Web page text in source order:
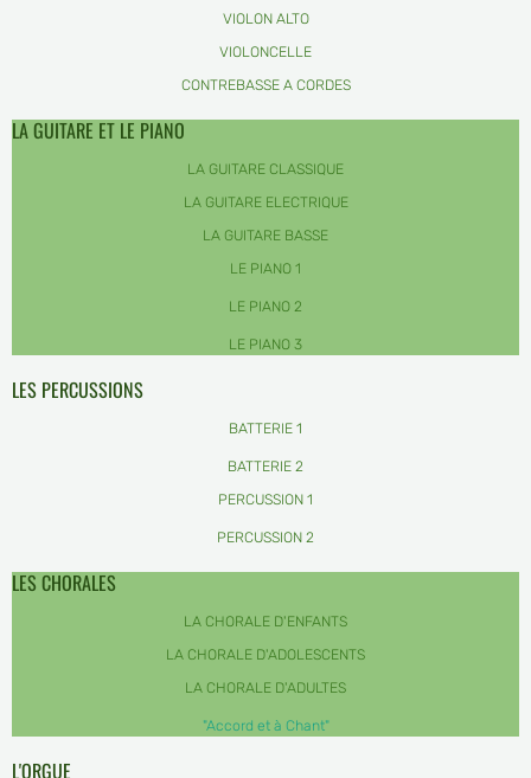
VIOLON ALTO
VIOLONCELLE
CONTREBASSE A CORDES
LA GUITARE ET LE PIANO
LA GUITARE CLASSIQUE
LA GUITARE ELECTRIQUE
LA GUITARE BASSE
LE PIANO 1
LE PIANO 2
LE PIANO 3
LES PERCUSSIONS
BATTERIE 1
BATTERIE 2
PERCUSSION 1
PERCUSSION 2
LES CHORALES
LA CHORALE D'ENFANTS
LA CHORALE D'ADOLESCENTS
LA CHORALE D'ADULTES
"Accord et à Chant"
L'ORGUE